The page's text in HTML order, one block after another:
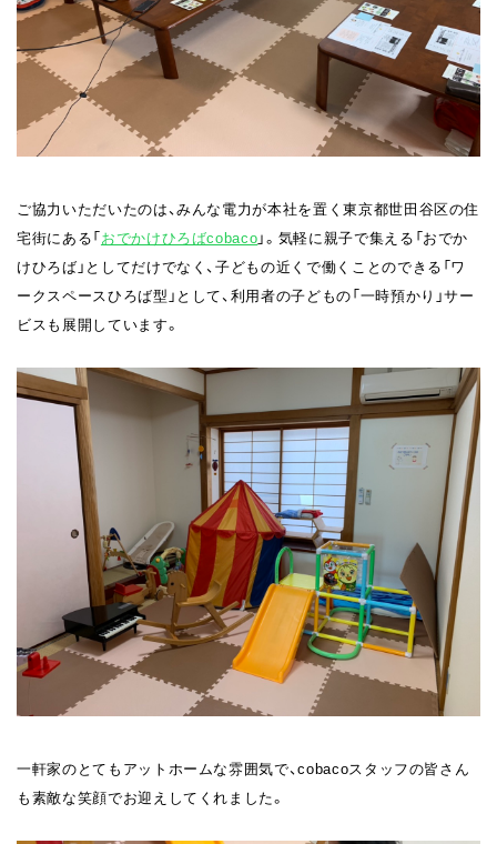
ご協力いただいたのは、みんな電力が本社を置く東京都世田谷区の住
宅街にある「おでかけひろばcobaco」。気軽に親子で集える「おでか
けひろば」としてだけでなく、子どもの近くで働くことのできる「ワ
ークスペースひろば型」として、利用者の子どもの「一時預かり」サー
ビスも展開しています。
一軒家のとてもアットホームな雰囲気で、cobacoスタッフの皆さん
も素敵な笑顔でお迎えしてくれました。